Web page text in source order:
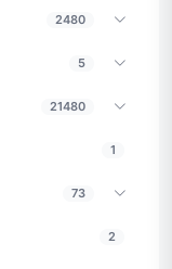
2480
5
21480
1
73
2